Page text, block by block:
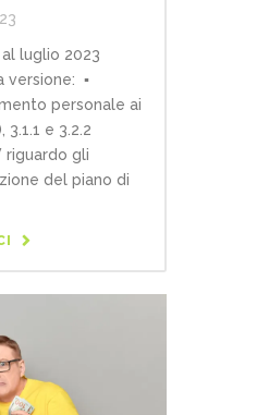
luglio 2023
versione: ▪
personale ai
3.1.1 e 3.2.2
riguardo gli
del piano di